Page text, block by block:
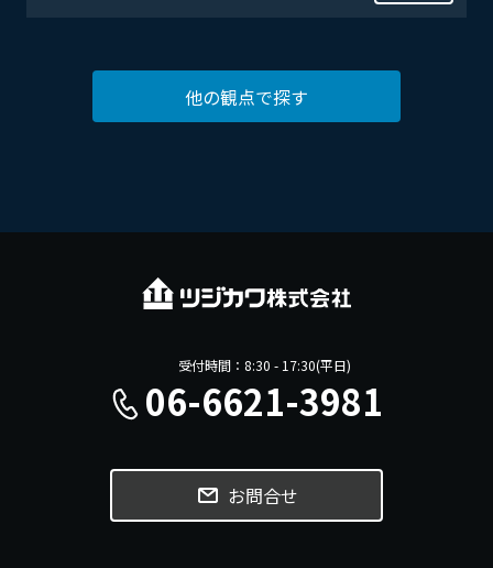
他の観点で探す
受付時間：8:30 - 17:30(平日)
06-6621-3981
お問合せ